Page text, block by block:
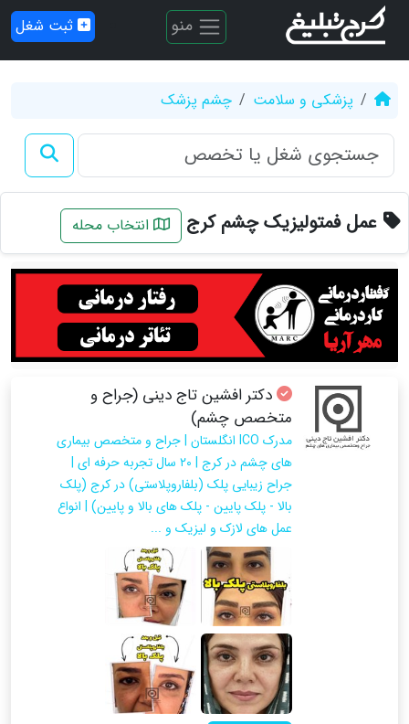
منو ثبت شغل
پزشکی و سلامت چشم پزشک
عمل فمتولیزیک چشم کرج انتخاب محله
دکتر افشین تاج دینی (جراح و
متخصص چشم)
مدرک ICO انگلستان | جراح و متخصص بیماری
های چشم در کرج | ۲۰ سال تجربه حرفه ای |
جراح زیبایی پلک (بلفاروپلاستی) در کرج (پلک
بالا - پلک پایین - پلک های بالا و پایین) | انواع
عمل های لازک و لیزیک و ...